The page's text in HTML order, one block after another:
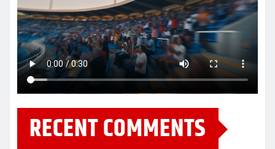
RECENT COMMENTS